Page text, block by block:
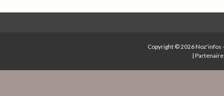
Copyright © 2026Noz'infos
|